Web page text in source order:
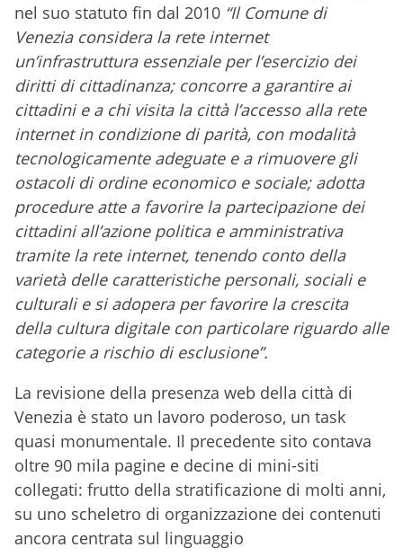
nel suo statuto fin dal 2010 “Il Comune di
Venezia considera la rete internet
un’infrastruttura essenziale per l’esercizio dei
diritti di cittadinanza; concorre a garantire ai
cittadini e a chi visita la città l’accesso alla rete
internet in condizione di parità, con modalità
tecnologicamente adeguate e a rimuovere gli
ostacoli di ordine economico e sociale; adotta
procedure atte a favorire la partecipazione dei
cittadini all’azione politica e amministrativa
tramite la rete internet, tenendo conto della
varietà delle caratteristiche personali, sociali e
culturali e si adopera per favorire la crescita
della cultura digitale con particolare riguardo alle
categorie a rischio di esclusione”.
La revisione della presenza web della città di
Venezia è stato un lavoro poderoso, un task
quasi monumentale. Il precedente sito contava
oltre 90 mila pagine e decine di mini-siti
collegati: frutto della stratificazione di molti anni,
su uno scheletro di organizzazione dei contenuti
ancora centrata sul linguaggio